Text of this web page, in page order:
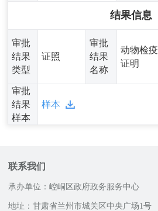
结果信息
审批
结果
类型
证照
审批
结果
名称
动物检疫
证明
审批
结果
样本
样本
联系我们
承办单位：崆峒区政府政务服务中心
地址：甘肃省兰州市城关区中央广场1号